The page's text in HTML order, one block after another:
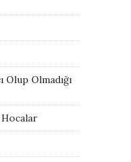
Olup Olmadığı